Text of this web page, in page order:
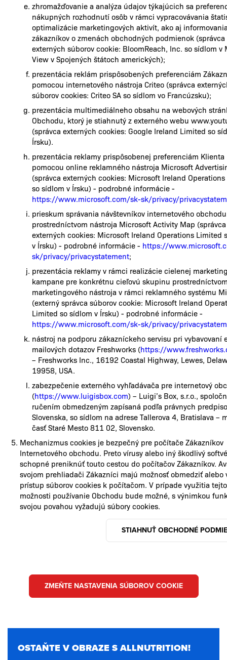
zhromažďovanie a analýza údajov týkajúcich sa
nákupných rozhodnutí osôb v rámci vypracovávania
optimalizácie marketingových aktivít, ako aj
zákazníkov o zmenách obchodných podmienok (správca
externých súborov cookie: BloomReach, Inc. so sídlom v
View v Spojených štátoch amerických);
prezentácia reklám prispôsobených preferenciám
pomocou internetového nástroja Criteo (správca
súborov cookies: Criteo SA so sídlom vo Francúzsku);
prezentácia multimediálneho obsahu na webových
Obchodu, ktorý je stiahnutý z externého webu
(správca externých cookies: Google Ireland Limited so
Írsku).
prezentácia reklamy prispôsobenej preferenciám Klienta
pomocou online reklamného nástroja Microsoft
(správca externých cookies: Microsoft Ireland
so sídlom v Írsku) - podrobné informácie -
https://www.microsoft.com/sk-sk/privacy/
prieskum správania návštevníkov internetového obchodu
prostredníctvom nástroja Microsoft Activity Map (správca
externých cookies: Microsoft Ireland Operations Limited
v Írsku) - podrobné informácie - https://
sk/privacy/privacystatement;
prezentácia reklamy v rámci realizácie cielenej
kampane pre konkrétnu cieľovú skupinu
marketingového nástroja v rámci reklamného systému
(externý správca súborov cookie: Microsoft Ireland
Limited so sídlom v Írsku) - podrobné informácie -
https://www.microsoft.com/sk-sk/privacy/
nástroj na podporu zákazníckeho servisu pri vybavovaní
mailových dotazov Freshworks (https://
– Freshworks Inc., 16192 Coastal Highway, Lewes,
19958, USA.
zabezpečenie externého vyhľadávača pre internetový
(https://www.luigisbox.com) – Luigi’s Box, s.r.o.,
ručením obmedzeným zapísaná podľa právnych
Slovenska, so sídlom na adrese Tallerova 4, Bratislava –
časť Staré Mesto 811 02, Slovensko.
Mechanizmus cookies je bezpečný pre počítače Zákazníkov
Internetového obchodu. Preto vírusy alebo iný škodlivý
schopné preniknúť touto cestou do počítačov Zákazníkov.
svojom prehliadači Zákazníci majú možnosť obmedziť alebo
prístup súborov cookies k počítačom. V prípade využitia tejto
možnosti používanie Obchodu bude možné, s výnimkou
svojou povahou vyžadujú súbory cookies.
STIAHNUŤ OBCHODNÉ
ZMEŇTE NASTAVENIA SÚBOROV COOKIE
OSTAŇTE V OBRAZE S ALLNUTRITION!